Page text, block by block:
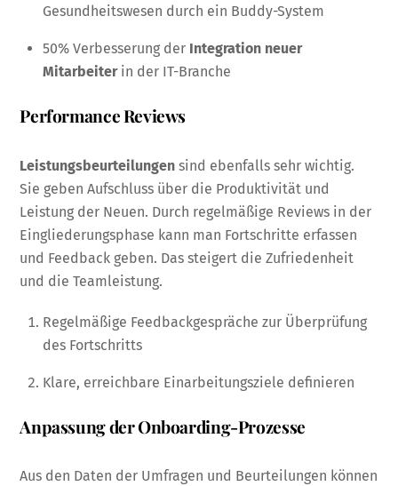
Gesundheitswesen durch ein Buddy-System
50% Verbesserung der Integration neuer
Mitarbeiterin der IT-Branche
Performance Reviews
Leistungsbeurteilungen sind ebenfalls sehr wichtig.
Sie geben Aufschluss über die Produktivität und
Leistung der Neuen. Durch regelmäßige Reviews in der
Eingliederungsphase kann man Fortschritte erfassen
und Feedback geben. Das steigert die Zufriedenheit
und die Teamleistung.
Regelmäßige Feedbackgespräche zur Überprüfung
des Fortschritts
Klare, erreichbare Einarbeitungsziele definieren
Anpassung der Onboarding-Prozesse
Aus den Daten der Umfragen und Beurteilungen können